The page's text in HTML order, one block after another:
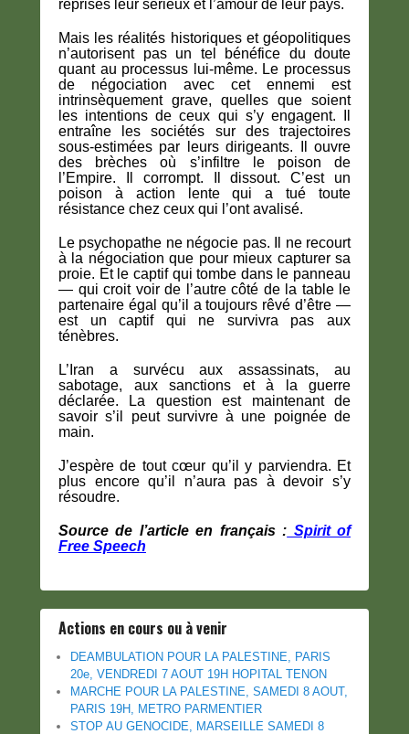
reprises leur sérieux et l’amour de leur pays.
Mais les réalités historiques et géopolitiques
n’autorisent pas un tel bénéfice du doute
quant au processus lui-même. Le processus
de négociation avec cet ennemi est
intrinsèquement grave, quelles que soient
les intentions de ceux qui s’y engagent. Il
entraîne les sociétés sur des trajectoires
sous-estimées par leurs dirigeants. Il ouvre
des brèches où s’infiltre le poison de
l’Empire. Il corrompt. Il dissout. C’est un
poison à action lente qui a tué toute
résistance chez ceux qui l’ont avalisé.
Le psychopathe ne négocie pas. Il ne recourt
à la négociation que pour mieux capturer sa
proie. Et le captif qui tombe dans le panneau
— qui croit voir de l’autre côté de la table le
partenaire égal qu’il a toujours rêvé d’être —
est un captif qui ne survivra pas aux
ténèbres.
L’Iran a survécu aux assassinats, au
sabotage, aux sanctions et à la guerre
déclarée. La question est maintenant de
savoir s’il peut survivre à une poignée de
main.
J’espère de tout cœur qu’il y parviendra. Et
plus encore qu’il n’aura pas à devoir s’y
résoudre.
Source de l’article en français : Spirit of
Free Speech
Actions en cours ou à venir
DEAMBULATION POUR LA PALESTINE, PARIS
20e, VENDREDI 7 AOUT 19H HOPITAL TENON
MARCHE POUR LA PALESTINE, SAMEDI 8 AOUT,
PARIS 19H, METRO PARMENTIER
STOP AU GENOCIDE, MARSEILLE SAMEDI 8